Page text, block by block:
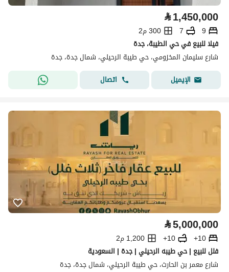
⃁1,450,000
9
7
300 م2
فيلا للبيع في حي الطيبة، جدة
شارع سليمان المخزومي، حي طيبة الرحيلي، شمال جدة، جدة
الإيميل
اتصال
⃁5,000,000
10+
10+
1,200 م2
فلل للبيع | حي طيبه الرحيلي | جدة | السعودية
شارع معمر بن الحارث، حي طيبة الرحيلي، شمال جدة، جدة